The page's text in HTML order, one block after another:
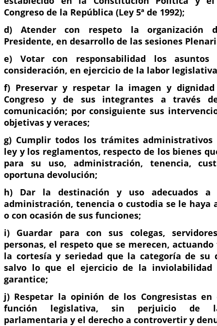
Congreso de la República (Ley 5ª de 1992);
d) Atender con respeto la organización
Presidente, en desarrollo de las sesiones
e) Votar con responsabilidad los
consideración, en ejercicio de la labor
f) Preservar y respetar la imagen y
Congreso y de sus integrantes a través
comunicación; por consiguiente sus
objetivas y veraces;
g) Cumplir todos los trámites administrativos
ley y los reglamentos, respecto de los bienes
para su uso, administración, tenencia,
oportuna devolución;
h) Dar la destinación y uso adecuados a
administración, tenencia o custodia se le haya
o con ocasión de sus funciones;
i) Guardar para con sus colegas,
personas, el respeto que se merecen,
la cortesía y seriedad que la categoría de su
salvo lo que el ejercicio de la inviolabilidad
garantice;
j) Respetar la opinión de los Congresistas
función legislativa, sin perjuicio de
parlamentaria y el derecho a controvertir y